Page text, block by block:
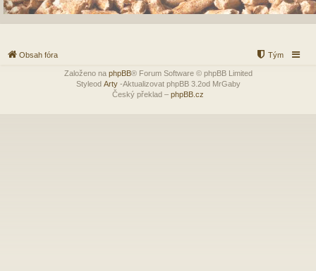
Obsah fóra Tým
Založeno na phpBB® Forum Software © phpBB Limited
Styleod Arty-Aktualizovat phpBB 3.2od MrGaby
Český překlad – phpBB.cz